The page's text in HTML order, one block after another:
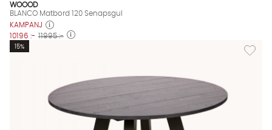
WOOOD
BLANCO Matbord 120 Senapsgul
KAMPANJ
10196 :- 11995 :-
Lägg
15%